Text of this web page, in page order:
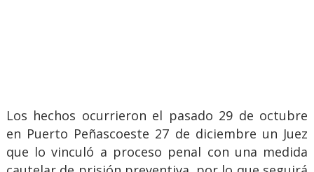
Los hechos ocurrieron el pasado 29 de octubre
en Puerto Peñascoeste 27 de diciembre un Juez
que lo vinculó a proceso penal con una medida